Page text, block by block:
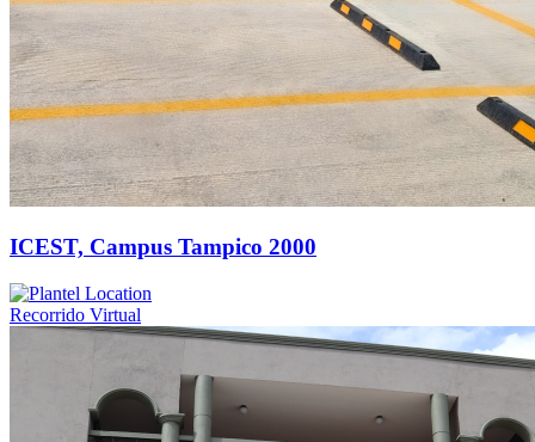
ICEST, Campus Tampico 2000
Recorrido Virtual